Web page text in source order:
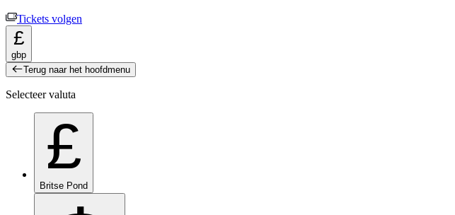
Tickets volgen
£
gbp
Terug naar het hoofdmenu
Selecteer valuta
£
Britse Pond